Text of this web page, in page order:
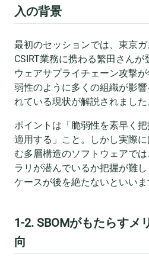
入の背景
最初のセッションでは、東京
CSIRT業務に携わる繁田さんが
ウェアサプライチェーン攻撃
弱性のように多くの組織が影
れている現状が解説されました
ポイントは「脆弱性を素早く
適用する」こと。しかし実際
む多層構造のソフトウェアで
ラリが潜んでいるか把握が難
ケースが後を絶たないといいま
1-2. SBOMがもたらすメ
向